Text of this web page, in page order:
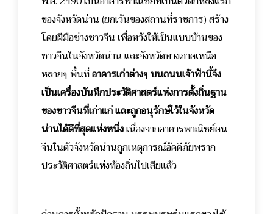
ของจังหวัดน่าน (ยกเว้นของสถานที่ราชการ) สร้าง
โดยฝีมือช่างชาวจีน เพื่อหวังให้เป็นแบบบ้านของ
ชาวจีนในจังหวัดน่าน และจังหวัดทางภาคเหนือ
หลายๆ พื้นที่อาคารเก่าต่างๆ บนถนนเจ้าฟ้านี้จึง
เป็นเครื่องบันทึกประวัติศาสตร์แห่งการตั้งถิ่นฐาน
ของชาวจีนที่เก่าแก่ และถูกอนุรักษ์ไว้ในจังหวัด
น่านได้ดีที่สุดแห่งหนึ่งเนื่องจากอาคารพาณิชย์คน
จีนในตัวจังหวัดน่านถูกเหตุการณ์อัคคีภัยพราก
ประวัติศาสตร์แห่งท้องถิ่นไปเสียแล้ว